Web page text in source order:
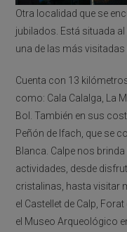
Otra localidad que se
jubilados. Está situada
una de las más
Cuenta con 13
como: Cala Calalga, La
Bol. También en sus
Peñón de Ifach, que se
Blanca. Calpe nos
actividades, desde
cristalinas, hasta visitar
el Castellet de Calp,
el Museo Arqueológico